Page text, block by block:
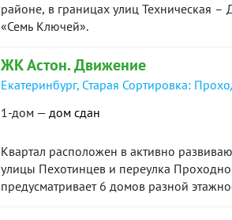
районе, в границах улиц Техническая
«Семь Ключей».
ЖК Астон. Движение
Екатеринбург, Старая Сортировка:
1-дом — дом сдан
Квартал расположен в активно
улицы Пехотинцев и переулка
предусматривает 6 домов разной